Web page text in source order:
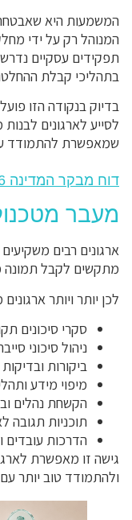
המשמעות היא
תפקידים עסקיים
בתהליכי קבלת
בדיוק בנקודה הזו
לסייע לארגונים
שמאפשרת להתמודד
דוח מבקר המדינה 2026 – אבטח מידע
מעבר
ארגונים רבים
מתקשים לקבל
לכן יותר ויותר
סקרי סיכונים
ניהול סיכוני
ביקורות
מיפוי מידע
הקשחת נהלים
תוכניות תגובה
הדרכות עובדים
גישה זו מאפשרת
ולהתמודד טוב יותר